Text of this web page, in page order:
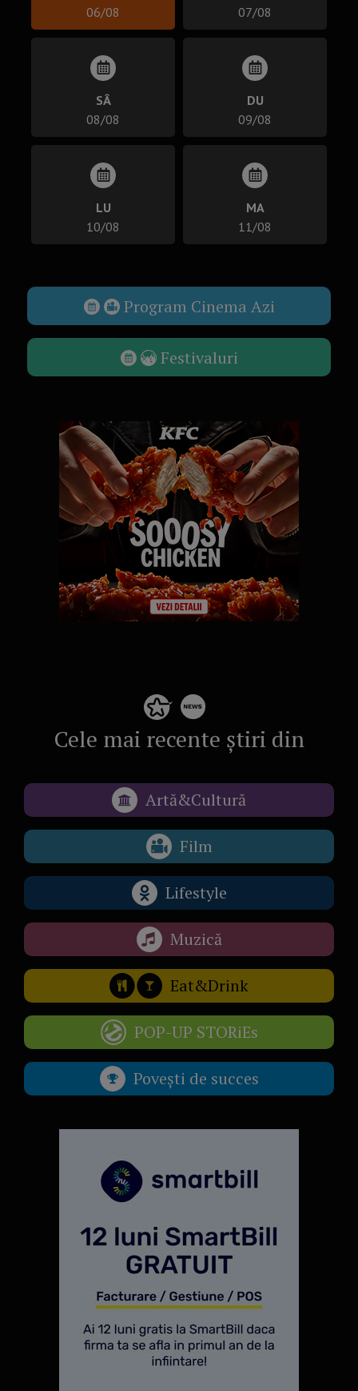
06/08
07/08
SÂ
08/08
DU
09/08
LU
10/08
MA
11/08
Program Cinema Azi
Festivaluri
Cele mai recente știri din
Artă&Cultură
Film
Lifestyle
Muzică
Eat&Drink
POP-UP STORiEs
Povești de succes